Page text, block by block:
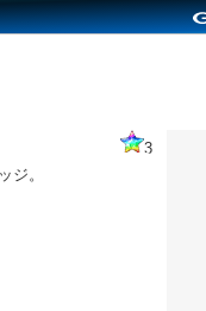
3
ジ。